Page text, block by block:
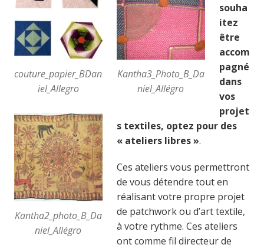
couture_papier_BDan
iel_Allegro
Kantha3_Photo_B_Da
niel_Allégro
Kantha2_photo_B_Da
niel_Allégro
souha
itez
être
accom
pagné
dans
vos
projet
s textiles, optez pour des
« ateliers libres ».
Ces ateliers vous permettront
de vous détendre tout en
réalisant votre propre projet
de patchwork ou d’art textile,
à votre rythme. Ces ateliers
ont comme fil directeur de